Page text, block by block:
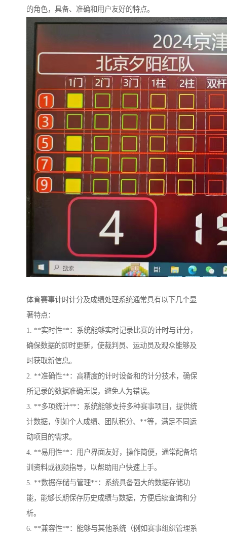
的角色，具备、准确和用户友好的特点。
体育赛事计时计分及成绩处理系统通常具有以下几个显
著特点：
1. **实时性**：系统能够实时记录比赛的计时与计分，
确保数据的即时更新，使裁判员、运动员及观众能够及
时获取新信息。
2. **准确性**：高精度的计时设备和的计分技术，确保
所记录的数据准确无误，避免人为错误。
3. **多项统计**：系统能够支持多种赛事项目，提供统
计数据，例如个人成绩、团队积分、**等，满足不同运
动项目的需求。
4. **易用性**：用户界面友好，操作简便，通常配备培
训资料或视频指导，以帮助用户快速上手。
5. **数据存储与管理**：系统具备强大的数据存储功
能，能够长期保存历史成绩与数据，方便后续查询和分
析。
6. **兼容性**：能够与其他系统（例如赛事组织管理系